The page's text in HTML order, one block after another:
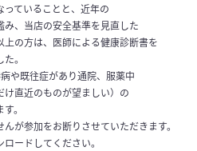
ていることと、近年の
、当店の安全基準を見直した
の方は、医師による健康診断書を
。
や既往症があり通院、服薬中
直近のものが望ましい）の
。
が参加をお断りさせていただきます。
ードしてください。